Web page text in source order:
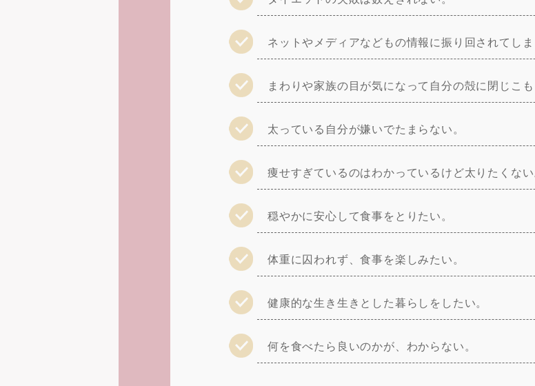
ネットやメディアなどもの情報に振り回されてしま
まわりや家族の目が気になって自分の殻に閉じこも
太っている自分が嫌いでたまらない。
痩せすぎているのはわかっているけど太りたくない
穏やかに安心して食事をとりたい。
体重に囚われず、食事を楽しみたい。
健康的な生き生きとした暮らしをしたい。
何を食べたら良いのかが、わからない。